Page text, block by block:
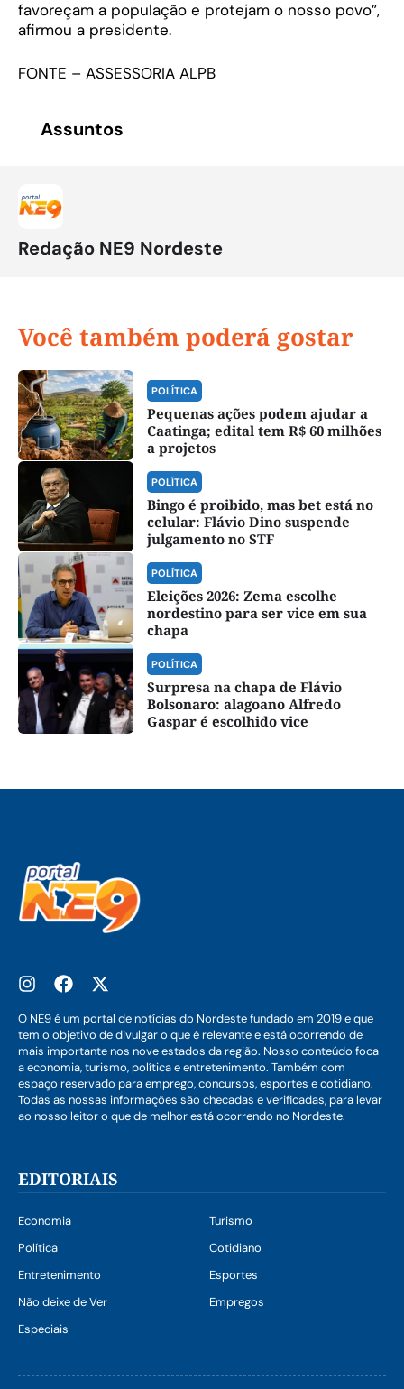
favoreçam a população e protejam o nosso povo”,
afirmou a presidente.
FONTE – ASSESSORIA ALPB
Assuntos
Redação NE9 Nordeste
Você também poderá gostar
POLÍTICA
Pequenas ações podem ajudar a
Caatinga; edital tem R$ 60 milhões
a projetos
POLÍTICA
Bingo é proibido, mas bet está no
celular: Flávio Dino suspende
julgamento no STF
POLÍTICA
Eleições 2026: Zema escolhe
nordestino para ser vice em sua
chapa
POLÍTICA
Surpresa na chapa de Flávio
Bolsonaro: alagoano Alfredo
Gaspar é escolhido vice
O NE9 é um portal de notícias do Nordeste fundado em 2019 e que
tem o objetivo de divulgar o que é relevante e está ocorrendo de
mais importante nos nove estados da região. Nosso conteúdo foca
a economia, turismo, política e entretenimento. Também com
espaço reservado para emprego, concursos, esportes e cotidiano.
Todas as nossas informações são checadas e verificadas, para levar
ao nosso leitor o que de melhor está ocorrendo no Nordeste.
EDITORIAIS
Economia
Turismo
Política
Cotidiano
Entretenimento
Esportes
Não deixe de Ver
Empregos
Especiais